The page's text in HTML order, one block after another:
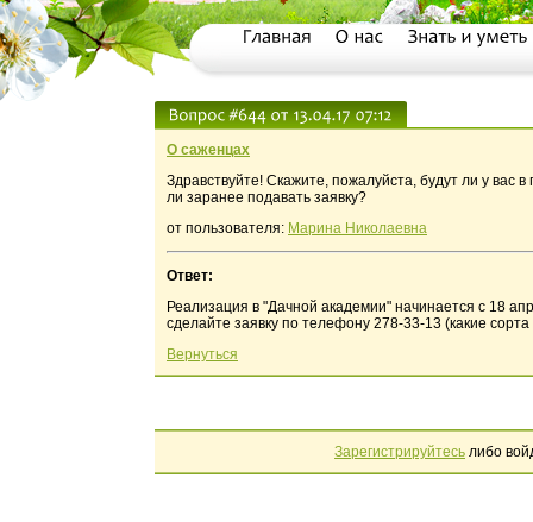
О саженцах
Здравствуйте! Скажите, пожалуйста, будут ли у вас
ли заранее подавать заявку?
от пользователя: Марина Николаевна
Ответ:
Реализация в "Дачной академии" начинается с 18
сделайте заявку по телефону 278-33-13 (какие
Вернуться
Зарегистрируйтесь либо